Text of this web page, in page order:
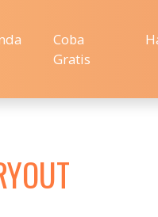
Coba
Gratis